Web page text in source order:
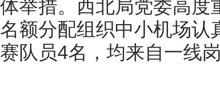
体举措。西北局党委高度
名额分配组织中小机场认
赛队员4名，均来自一线